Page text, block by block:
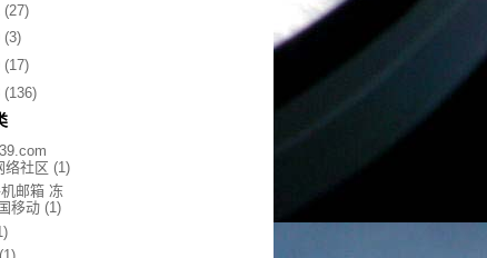
(27)
(3)
(17)
(136)
络社区 (1)
邮箱 冻
移动 (1)